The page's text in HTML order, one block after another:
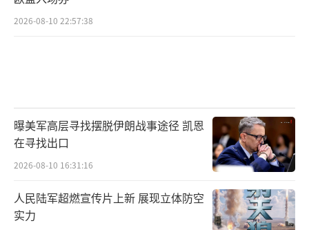
2026-08-10 22:57:38
曝美军高层寻找摆脱伊朗战事途径 凯恩
在寻找出口
2026-08-10 16:31:16
人民陆军超燃宣传片上新 展现立体防空
实力